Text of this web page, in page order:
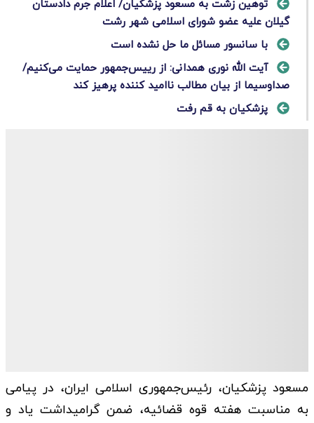
توهین زشت به مسعود پزشکیان/ اعلام جرم دادستان
گیلان علیه عضو شورای اسلامی شهر رشت
با سانسور مسائل ما حل نشده است
آیت الله نوری همدانی: از رییس‌جمهور حمایت می‌کنیم/
صداوسیما از بیان مطالب ناامید کننده پرهیز کند
پزشکیان به قم رفت
مسعود پزشکیان، رئیس‌جمهوری اسلامی ایران، در پیامی
به مناسبت هفته قوه قضائیه، ضمن گرامیداشت یاد و